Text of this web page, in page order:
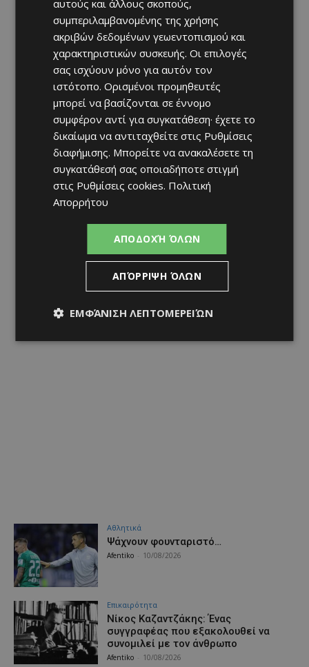
Αθλητικά
Ψάχνουν φουνταριστό…
Afentiko 10/08/2026
Επικαιρότητα
Νίκος Καζαντζάκης: Ένας
συγγραφέας που εξακολουθεί να
συνομιλεί με τον άνθρωπο
Afentiko 10/08/2026
αυτούς και άλλους σκοπούς,
συμπεριλαμβανομένης της χρήσης
ακριβών δεδομένων γεωεντοπισμού και
χαρακτηριστικών συσκευής. Οι επιλογές
σας ισχύουν μόνο για αυτόν τον
ιστότοπο. Ορισμένοι προμηθευτές
μπορεί να βασίζονται σε έννομο
συμφέρον αντί για συγκατάθεση· έχετε το
δικαίωμα να αντιταχθείτε στις Ρυθμίσεις
διαφήμισης. Μπορείτε να ανακαλέσετε τη
συγκατάθεσή σας οποιαδήποτε στιγμή
στις Ρυθμίσεις cookies. Πολιτική
Απορρήτου
ΑΠΟΔΟΧΉ ΌΛΩΝ
ΑΠΌΡΡΙΨΗ ΌΛΩΝ
ΕΜΦΆΝΙΣΗ ΛΕΠΤΟΜΕΡΕΙΏΝ